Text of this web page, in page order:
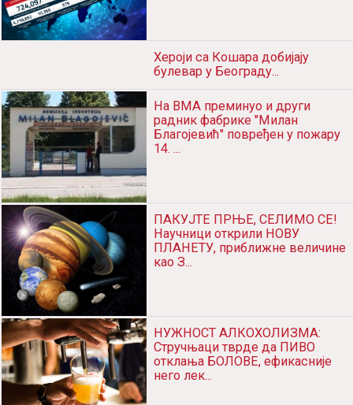
Хероји са Кошара добијају
булевар у Београду...
На ВМА преминуо и други
радник фабрике "Милан
Благојевић" повређен у пожару
14. ...
ПАКУЈТЕ ПРЊЕ, СЕЛИМО СЕ!
Научници открили НОВУ
ПЛАНЕТУ, приближне величине
као З...
НУЖНОСТ АЛКОХОЛИЗМА:
Стручњаци тврде да ПИВО
отклања БОЛОВЕ, ефикасније
него лек...